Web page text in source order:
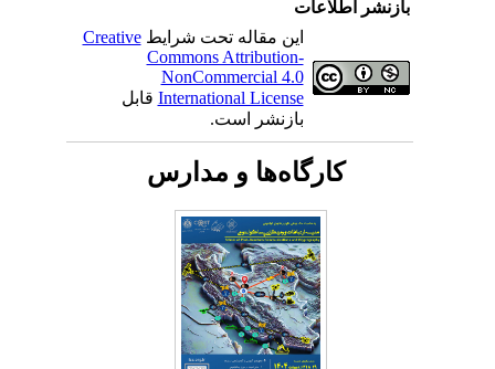
بازنشر اطلاعات
این مقاله تحت شرایطCreative
Commons Attribution-
NonCommercial 4.0
International Licenseقابل
بازنشر است.
کارگاه‌ها و مدارس